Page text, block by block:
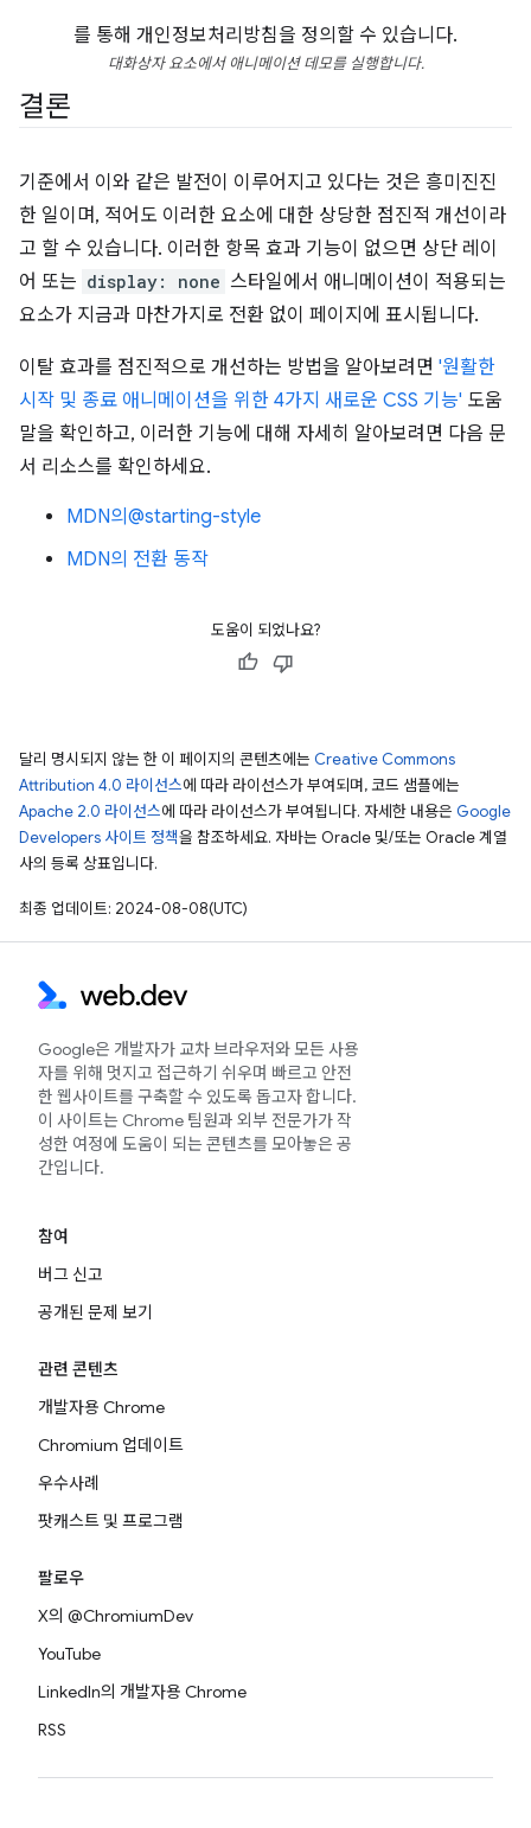
를 통해 개인정보처리방침을 정의할 수 있습니다.
대화상자 요소에서 애니메이션 데모를 실행합니다.
결론
기준에서 이와 같은 발전이 이루어지고 있다는 것은 흥미진진
한 일이며, 적어도 이러한 요소에 대한 상당한 점진적 개선이라
고 할 수 있습니다. 이러한 항목 효과 기능이 없으면 상단 레이
어 또는 display: none 스타일에서 애니메이션이 적용되는
요소가 지금과 마찬가지로 전환 없이 페이지에 표시됩니다.
이탈 효과를 점진적으로 개선하는 방법을 알아보려면 '원활한
시작 및 종료 애니메이션을 위한 4가지 새로운 CSS 기능' 도움
말을 확인하고, 이러한 기능에 대해 자세히 알아보려면 다음 문
서 리소스를 확인하세요.
MDN의@starting-style
MDN의 전환 동작
도움이 되었나요?
달리 명시되지 않는 한 이 페이지의 콘텐츠에는 Creative Commons
Attribution 4.0 라이선스에 따라 라이선스가 부여되며, 코드 샘플에는
Apache 2.0 라이선스에 따라 라이선스가 부여됩니다. 자세한 내용은 Google
Developers 사이트 정책을 참조하세요. 자바는 Oracle 및/또는 Oracle 계열
사의 등록 상표입니다.
최종 업데이트: 2024-08-08(UTC)
Google은 개발자가 교차 브라우저와 모든 사용
자를 위해 멋지고 접근하기 쉬우며 빠르고 안전
한 웹사이트를 구축할 수 있도록 돕고자 합니다.
이 사이트는 Chrome 팀원과 외부 전문가가 작
성한 여정에 도움이 되는 콘텐츠를 모아놓은 공
간입니다.
참여
버그 신고
공개된 문제 보기
관련 콘텐츠
개발자용 Chrome
Chromium 업데이트
우수사례
팟캐스트 및 프로그램
팔로우
X의 @ChromiumDev
YouTube
LinkedIn의 개발자용 Chrome
RSS